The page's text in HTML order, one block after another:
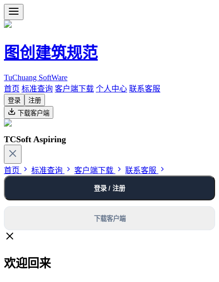
图创建筑规范
TuChuang SoftWare
首页 标准查询 客户端下载 个人中心 联系客服
登录
注册
下载客户端
TCSoft Aspiring
首页 标准查询 客户端下载 联系客服
登录 / 注册
下载客户端
欢迎回来